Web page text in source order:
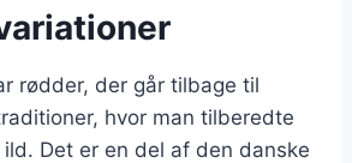
rødder, der går tilbage til
hvor man tilberedte
Det er en del af den danske